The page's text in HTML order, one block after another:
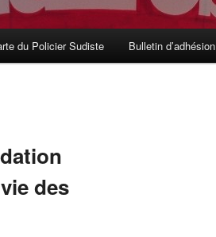
du Policier Sudiste Bulletin d’adhésion
des